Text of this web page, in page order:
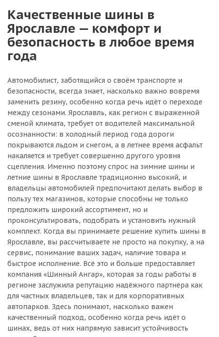
Качественные шины в
Ярославле — комфорт и
безопасность в любое время
года
Автомобилист, заботящийся о своём транспорте и
безопасности, всегда знает, насколько важно вовремя
заменить резину, особенно когда речь идёт о переходе
между сезонами. Ярославль, как регион с выраженной
сменой климата, требует от водителей максимальной
осознанности: в холодный период года дороги
покрываются льдом и снегом, а в летнее время асфальт
накаляется и требует совершенно другого уровня
сцепления. Именно поэтому спрос на зимние шины и
летние шины в Ярославле традиционно высокий, и
владельцы автомобилей предпочитают делать выбор в
пользу тех магазинов, которые способны не только
предложить широкий ассортимент, но и
проконсультировать, подобрать и установить нужный
комплект. Когда вы принимаете решение купить шины в
Ярославле, вы рассчитываете не просто на покупку, а на
сервис, понимание ваших задач, наличие товара и
быстрое исполнение. Всё это и больше предоставляет
компания «Шинный Ангар», которая за годы работы в
регионе заслужила репутацию надёжного партнёра как
для частных владельцев, так и для корпоративных
автопарков. Здесь понимают, насколько важен
качественный подход, особенно когда речь идёт о
шинах, ведь от них напрямую зависит устойчивость